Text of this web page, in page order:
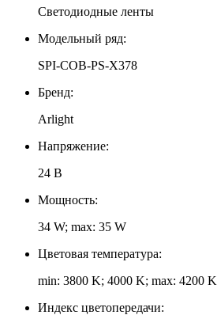
Светодиодные ленты
Модельный ряд:
SPI-COB-PS-X378
Бренд:
Arlight
Напряжение:
24 В
Мощность:
34 W; max: 35 W
Цветовая температура:
min: 3800 K; 4000 K; max: 4200 K
Индекс цветопередачи: